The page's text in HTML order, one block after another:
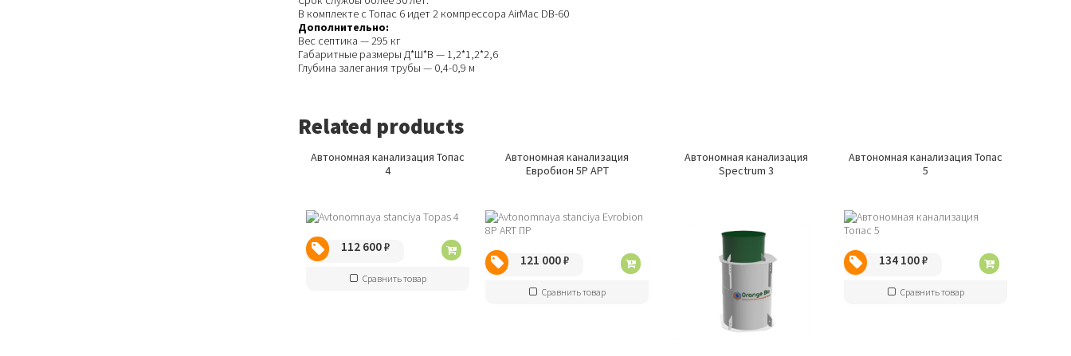
В комплекте с Топас 6 идет 2 компрессора AirMac DB-60
Дополнительно:
Вес септика — 295 кг
Габаритные размеры Д*Ш*В — 1,2*1,2*2,6
Глубина залегания трубы — 0,4-0,9 м
Related products
Автономная канализация Топас
4
112 600₽
Сравнить товар
Автономная канализация
Евробион 5P АРТ
121 000₽
Сравнить товар
Автономная канализация
Spectrum 3
Автономная канализация Топас
5
134 100₽
Сравнить товар